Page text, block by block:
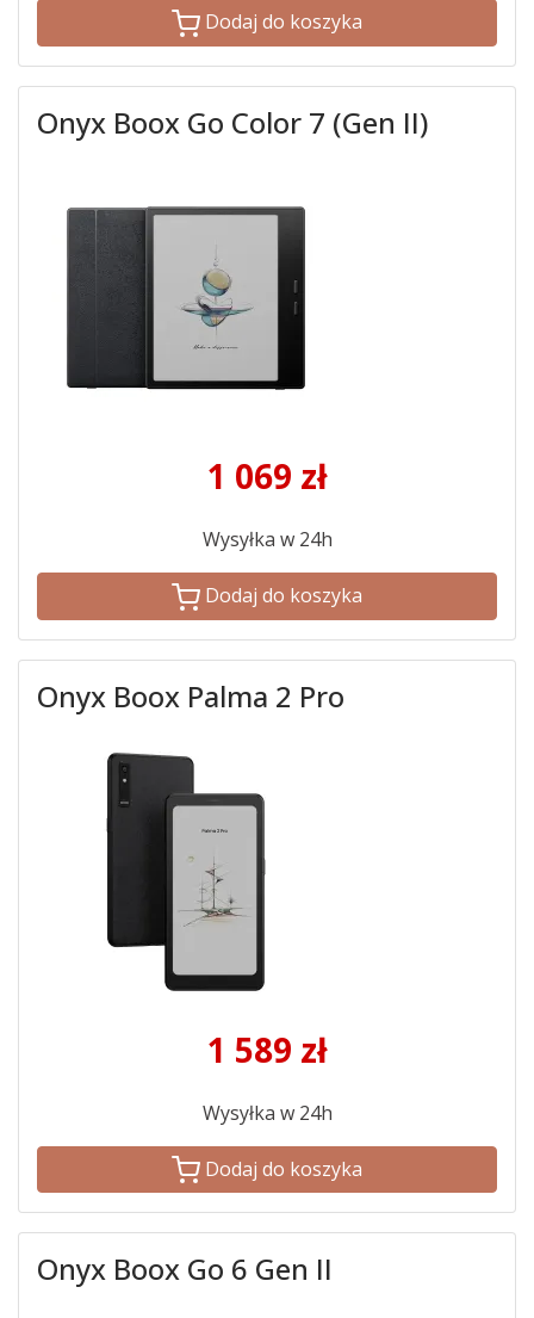
Dodaj do koszyka
Onyx Boox Go Color 7 (Gen II)
1 069 zł
Wysyłka w 24h
Dodaj do koszyka
Onyx Boox Palma 2 Pro
1 589 zł
Wysyłka w 24h
Dodaj do koszyka
Onyx Boox Go 6 Gen II